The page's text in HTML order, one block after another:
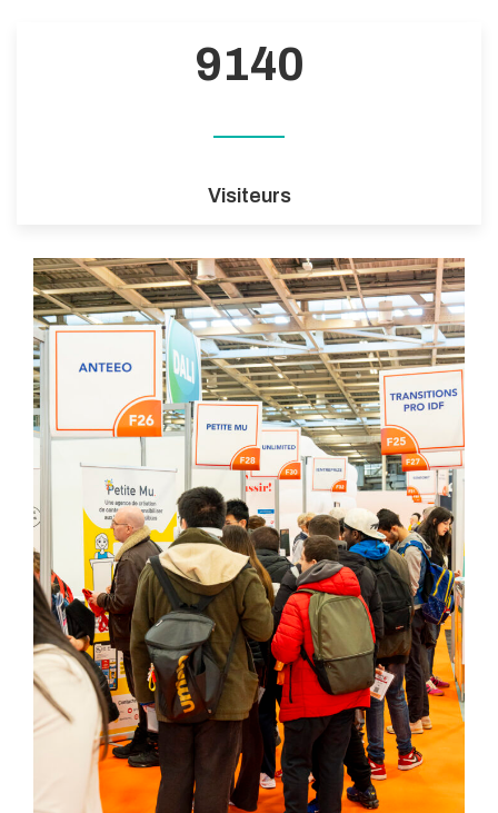
9140
Visiteurs